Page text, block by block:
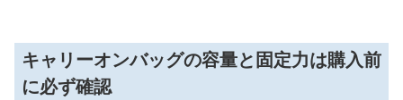
キャリーオンバッグの容量と固定力は購入前
に必ず確認